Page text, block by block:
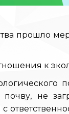
прошло
к
почву, не